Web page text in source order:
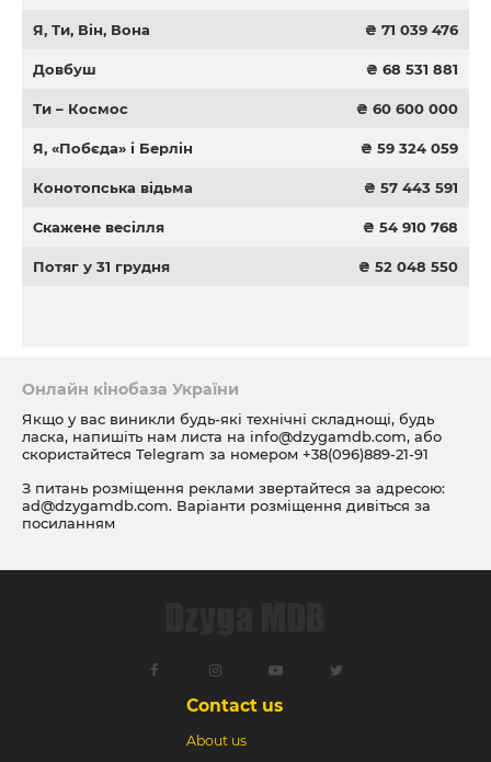
Я, Ти, Він, Вона ₴ 71 039 476
Довбуш ₴ 68 531 881
Ти – Космос ₴ 60 600 000
Я, «Побєда» і Берлін ₴ 59 324 059
Конотопська відьма ₴ 57 443 591
Скажене весілля ₴ 54 910 768
Потяг у 31 грудня ₴ 52 048 550
Онлайн кінобаза України
Якщо у вас виникли будь-які технічні складнощі, будь
ласка, напишіть нам листа на info@dzygamdb.com, або
скористайтеся Telegram за номером +38(096)889-21-91
З питань розміщення реклами звертайтеся за адресою:
ad@dzygamdb.com. Варіанти розміщення дивіться за
посиланням
Contact us
About us